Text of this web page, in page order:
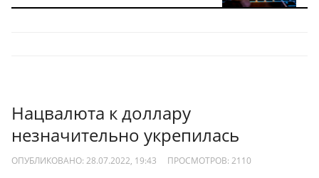
Нацвалюта к доллару
незначительно укрепилась
ОПУБЛИКОВАНО: 28.07.2022, 19:43 ПРОСМОТРОВ: 2110